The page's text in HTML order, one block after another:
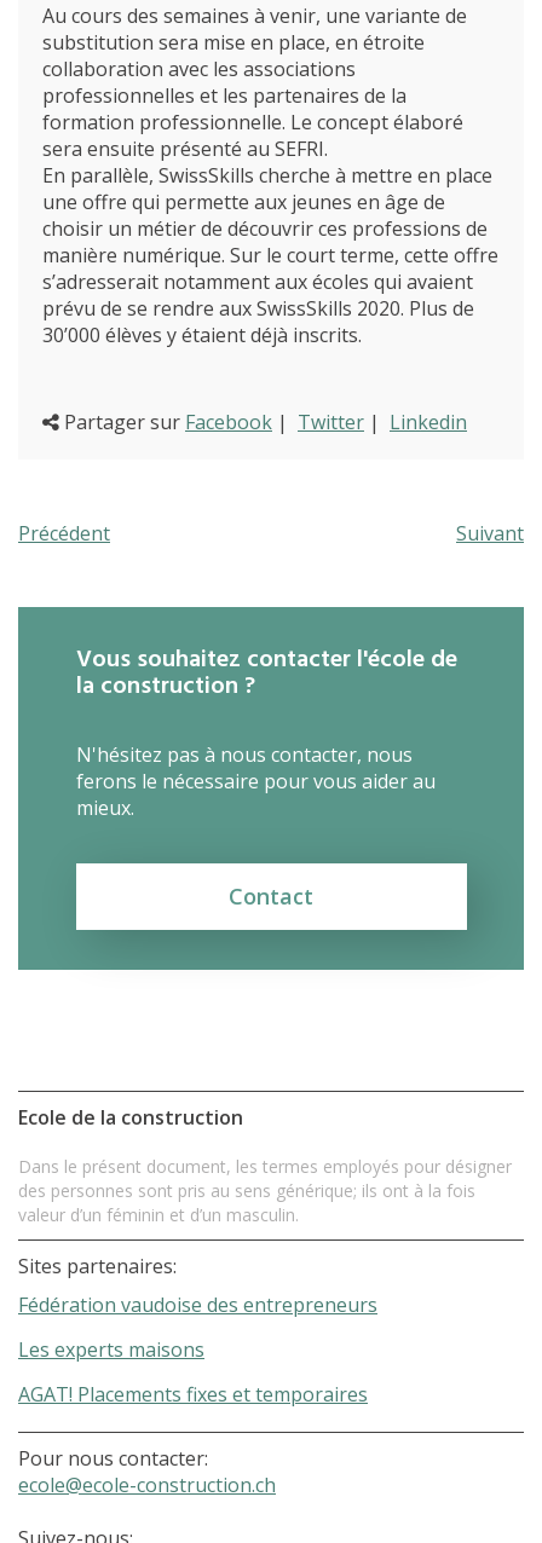
Actualités
Contact
Emploi
proFonds
Portes ouvertes 2026
Cours interentreprises
Tests d’aptitudes
Liens utiles
Recherche
(Par exemple: un métier ou une formation)
Au cours des semaines à venir, une variante de
substitution sera mise en place, en étroite
collaboration avec les associations
professionnelles et les partenaires de la
formation professionnelle. Le concept élaboré
sera ensuite présenté au SEFRI.
En parallèle, SwissSkills cherche à mettre en place
une offre qui permette aux jeunes en âge de
choisir un métier de découvrir ces professions de
manière numérique. Sur le court terme, cette offre
s’adresserait notamment aux écoles qui avaient
prévu de se rendre aux SwissSkills 2020. Plus de
30’000 élèves y étaient déjà inscrits.
Partager sur Facebook | Twitter | Linkedin
Précédent Suivant
Vous souhaitez contacter l'école de
la construction ?
N'hésitez pas à nous contacter, nous
ferons le nécessaire pour vous aider au
mieux.
Contact
Ecole de la construction
Dans le présent document, les termes employés pour désigner
des personnes sont pris au sens générique; ils ont à la fois
valeur d’un féminin et d’un masculin.
Sites partenaires:
Fédération vaudoise des entrepreneurs
Les experts maisons
AGAT! Placements fixes et temporaires
Pour nous contacter:
ecole@ecole-construction.ch